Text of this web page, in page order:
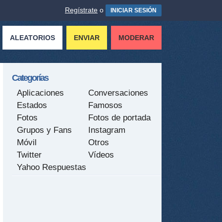
Regístrate o INICIAR SESIÓN
ALEATORIOS ENVIAR MODERAR
Categorías
Aplicaciones
Conversaciones
Estados
Famosos
Fotos
Fotos de portada
Grupos y Fans
Instagram
Móvil
Otros
Twitter
Vídeos
Yahoo Respuestas